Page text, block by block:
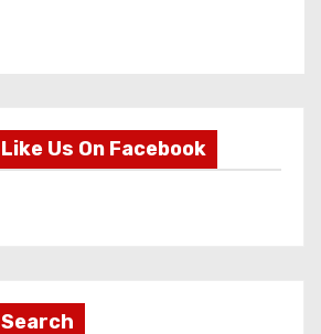
Like Us On Facebook
Search